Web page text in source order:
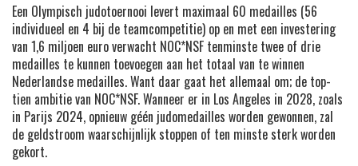
Een Olympisch judotoernooi levert maximaal 60 medailles (56
individueel en 4 bij de teamcompetitie) op en met een investering
van 1,6 miljoen euro verwacht NOC*NSF tenminste twee of drie
medailles te kunnen toevoegen aan het totaal van te winnen
Nederlandse medailles. Want daar gaat het allemaal om; de top-
tien ambitie van NOC*NSF. Wanneer er in Los Angeles in 2028, zoals
in Parijs 2024, opnieuw géén judomedailles worden gewonnen, zal
de geldstroom waarschijnlijk stoppen of ten minste sterk worden
gekort.